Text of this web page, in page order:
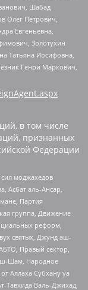
Шабад
Олег Петрович,
Евгеньевна,
Золотухин
Татьяна Иосифовна,
Генри Маркович,
в том числе
признанных
Федерации
моджахедов
Асбат аль-Ансар,
Партия
группа, Движение
реформ,
святых, Джунд аш-
Правый сектор,
Шам, Народное
Аллаха Субхану уа
Тавхида Валь-Джихад,